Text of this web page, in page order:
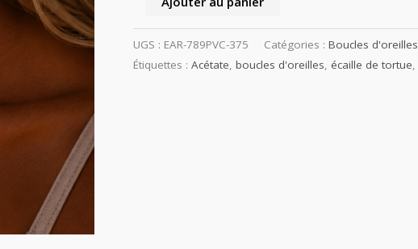
UGS : EAR-789PVC-375 Catégories : Boucles d'oreilles
Étiquettes : Acétate boucles d'oreilles écaille de tortue